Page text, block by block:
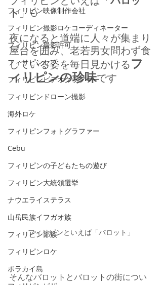
フィリピン映像制作会社
フィリピン撮影ロケコーディネーター
フィリピン撮影許可
フィリピンセブ
フィリピンビデオグラファー
フィリピンドローン撮影
海外ロケ
フィリピンフォトグラファー
Cebu
フィリピンの子どもたちの遊び
フィリピン大統領選挙
ナウエライステラス
山岳民族イフガオ族
フィリピン部族
フィリピンロケ
ボラカイ島
ト」🥚
夜になると道端に人々が集まり
屋台を囲み、老若男女問わず食
している姿を毎日見かけるフ
ィリピンの珍味です
フィリピンといえば「バロット」
そんなバロットとバロットの街につい